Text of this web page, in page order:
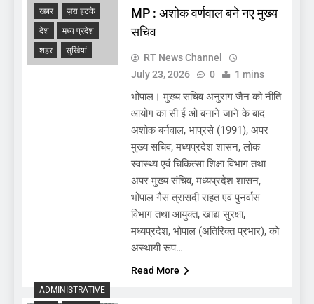
खबर
ज़रा हटके
देश
मध्य प्रदेश
शहर
सुर्खियां
MP : अशोक वर्णवाल बने नए मुख्य
सचिव
RT News Channel
July 23, 2026
0 1 mins
भोपाल। मुख्य सचिव अनुराग जैन को नीति
आयोग का सी ई ओ बनाने जाने के बाद
अशोक बर्नवाल, भाप्रसे (1991), अपर
मुख्य सचिव, मध्यप्रदेश शासन, लोक
स्वास्थ्य एवं चिकित्सा शिक्षा विभाग तथा
अपर मुख्य संचिव, मध्यप्रदेश शासन,
भोपाल गैस त्रासदी राहत एवं पुनर्वास
विभाग तथा आयुक्त, खाद्य सुरक्षा,
मध्यप्रदेश, भोपाल (अतिरिक्त प्रभार), को
अस्थायी रूप…
Read More
ADMINISTRATIVE